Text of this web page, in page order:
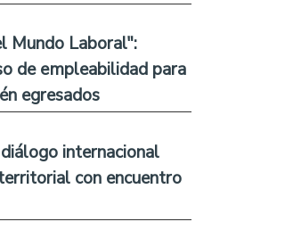
Mundo Laboral":
de empleabilidad para
egresados
internacional
con encuentro